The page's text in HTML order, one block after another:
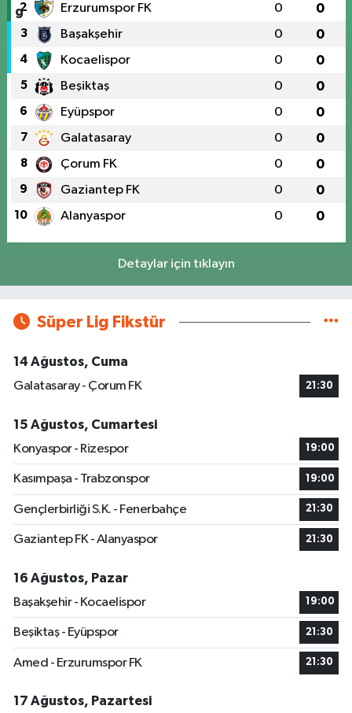
2 Erzurumspor FK 0 0
3 Başakşehir 0 0
4 Kocaelispor 0 0
5 Beşiktaş 0 0
6 Eyüpspor 0 0
7 Galatasaray 0 0
8 Çorum FK 0 0
9 Gaziantep FK 0 0
10 Alanyaspor 0 0
Detaylar için tıklayın
Süper Lig Fikstür
14 Ağustos, Cuma
Galatasaray - Çorum FK
21:30
15 Ağustos, Cumartesi
Konyaspor - Rizespor
19:00
Kasımpaşa - Trabzonspor 19:00
Gençlerbirliği S.K. - Fenerbahçe 21:30
Gaziantep FK - Alanyaspor 21:30
16 Ağustos, Pazar
Başakşehir - Kocaelispor
19:00
Beşiktaş - Eyüpspor 21:30
Amed - Erzurumspor FK 21:30
17 Ağustos, Pazartesi